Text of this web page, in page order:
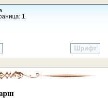
1.
Шрифт